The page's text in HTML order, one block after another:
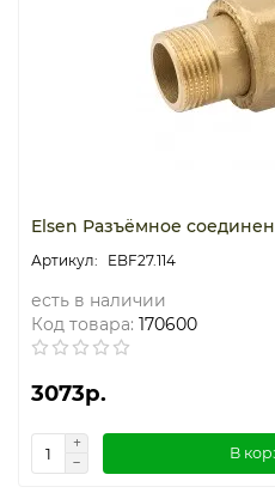
Термостаты капиллярные
Термостаты накладные
Щиты распределительные
Elsen Разъёмное
EBF27.114
есть в наличии
Код товара: 170600
3073р.
В